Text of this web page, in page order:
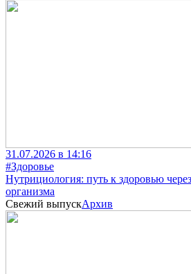
31.07.2026 в 14:16
#Здоровье
Нутрициология: путь к здоровью
организма
Свежий выпускАрхив